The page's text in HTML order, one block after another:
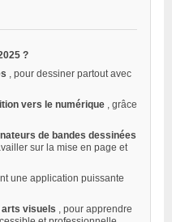
?
, pour dessiner partout avec
vers le numérique , grâce
de bandes dessinées
sur la mise en page et
une application puissante
arts visuels , pour apprendre